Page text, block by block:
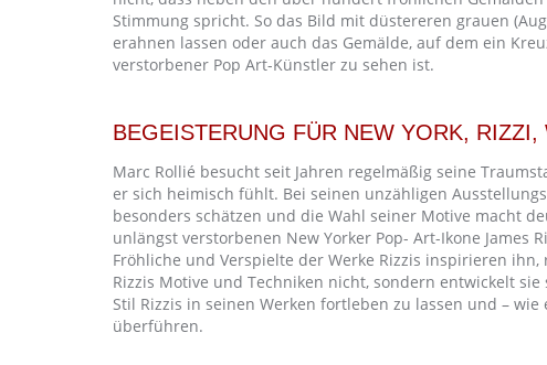
Stimmung spricht. So das Bild mit düstereren grauen
erahnen lassen oder auch das Gemälde, auf dem ein
verstorbener Pop Art-Künstler zu sehen ist.
BEGEISTERUNG FÜR NEW YORK,
Marc Rollié besucht seit Jahren regelmäßig seine
er sich heimisch fühlt. Bei seinen unzähligen
besonders schätzen und die Wahl seiner Motive macht
unlängst verstorbenen New Yorker Pop- Art-Ikone James
Fröhliche und Verspielte der Werke Rizzis inspirieren
Rizzis Motive und Techniken nicht, sondern entwickelt
Stil Rizzis in seinen Werken fortleben zu lassen und –
überführen.